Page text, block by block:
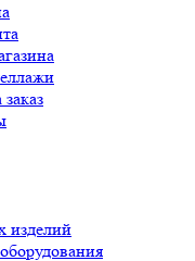
изделий